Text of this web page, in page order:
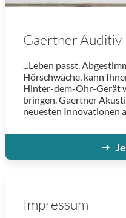
Gaertner Auditiv
...Leben passt.
Hörschwäche, kann
Hinter-dem-Ohr-Gerät
bringen. Gaertner
neuesten Innovationen
Impressum